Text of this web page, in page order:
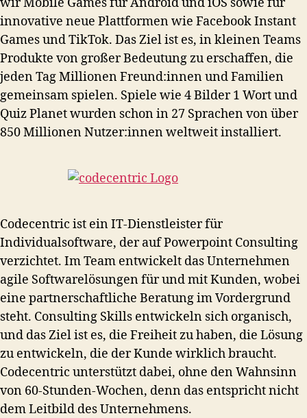
innovative neue Plattformen wie Facebook Instant
Games und TikTok. Das Ziel ist es, in kleinen Teams
Produkte von großer Bedeutung zu erschaffen, die
jeden Tag Millionen Freund:innen und Familien
gemeinsam spielen. Spiele wie 4 Bilder 1 Wort und
Quiz Planet wurden schon in 27 Sprachen von über
850 Millionen Nutzer:innen weltweit installiert.
Codecentric ist ein IT-Dienstleister für
Individualsoftware, der auf Powerpoint Consulting
verzichtet. Im Team entwickelt das Unternehmen
agile Softwarelösungen für und mit Kunden, wobei
eine partnerschaftliche Beratung im Vordergrund
steht. Consulting Skills entwickeln sich organisch,
und das Ziel ist es, die Freiheit zu haben, die Lösung
zu entwickeln, die der Kunde wirklich braucht.
Codecentric unterstützt dabei, ohne den Wahnsinn
von 60-Stunden-Wochen, denn das entspricht nicht
dem Leitbild des Unternehmens.